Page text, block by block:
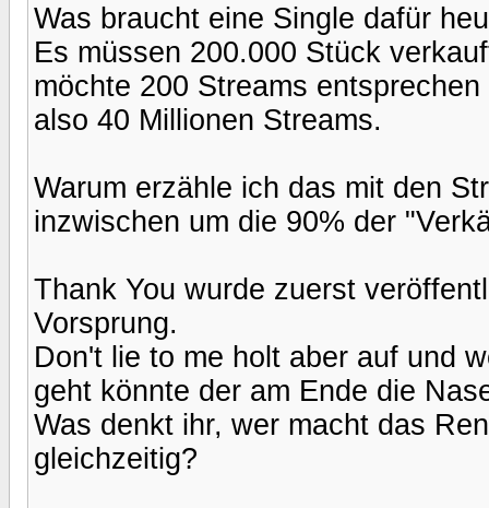
Was braucht eine Single dafür
Es müssen 200.000 Stück
möchte 200 Streams
also 40 Millionen Streams.
Warum erzähle ich das mit den
inzwischen um die 90% der
Thank You wurde zuerst
Vorsprung.
Don't lie to me holt aber auf und
geht könnte der am Ende die
Was denkt ihr, wer macht das
gleichzeitig?